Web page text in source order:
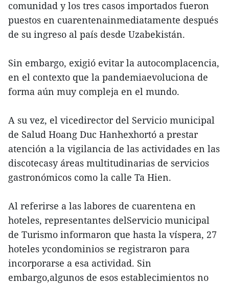
comunidad y los tres casos importados fueron
puestos en cuarentenainmediatamente después
de su ingreso al país desde Uzabekistán.
Sin embargo, exigió evitar la autocomplacencia,
en el contexto que la pandemiaevoluciona de
forma aún muy compleja en el mundo.
A su vez, el vicedirector del Servicio municipal
de Salud Hoang Duc Hanhexhortó a prestar
atención a la vigilancia de las actividades en las
discotecasy áreas multitudinarias de servicios
gastronómicos como la calle Ta Hien.
Al referirse a las labores de cuarentena en
hoteles, representantes delServicio municipal
de Turismo informaron que hasta la víspera, 27
hoteles ycondominios se registraron para
incorporarse a esa actividad. Sin
embargo,algunos de esos establecimientos no